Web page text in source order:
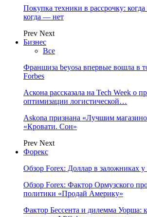
Покупка техники в рассрочку:
когда — нет
Prev Next
Бизнес
Все
Франшиза beyosa впервые вошла в
Forbes
Аскона рассказала на Tech Week о
оптимизации логистической…
Askona признана «Лучшим
«Кровати. Сон»
Prev Next
Форекс
Обзор Forex: Доллар в заложниках у
Обзор Forex: Фактор Ормузского
политики «Продай Америку»
Фактор Бессента и дилемма Уорша: